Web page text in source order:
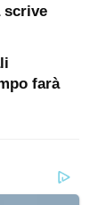
scrive
farà